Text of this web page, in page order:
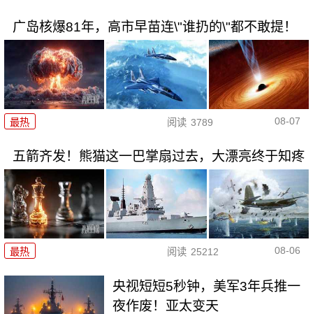
广岛核爆81年，高市早苗连\"谁扔的\"都不敢提！
最热 阅读 3789 08-07
五箭齐发！熊猫这一巴掌扇过去，大漂亮终于知疼
最热 阅读 25212 08-06
央视短短5秒钟，美军3年兵推一
夜作废！亚太变天